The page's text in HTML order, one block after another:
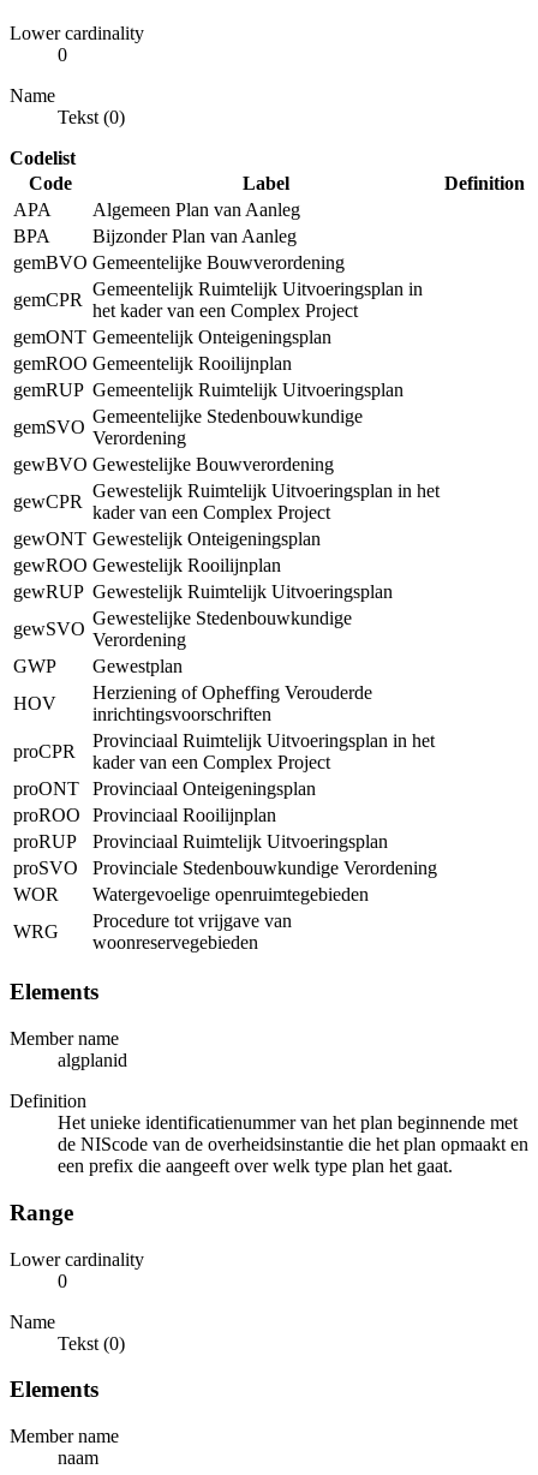
Lower cardinality
0
Name
Tekst (0)
Codelist
Code
Label
Definition
APA
Algemeen Plan van Aanleg
BPA
Bijzonder Plan van Aanleg
gemBVO Gemeentelijke Bouwverordening
gemCPR
Gemeentelijk Ruimtelijk Uitvoeringsplan in
het kader van een Complex Project
gemONT Gemeentelijk Onteigeningsplan
gemROO Gemeentelijk Rooilijnplan
gemRUP Gemeentelijk Ruimtelijk Uitvoeringsplan
gemSVO
Gemeentelijke Stedenbouwkundige
Verordening
gewBVO Gewestelijke Bouwverordening
gewCPR
Gewestelijk Ruimtelijk Uitvoeringsplan in het
kader van een Complex Project
gewONT Gewestelijk Onteigeningsplan
gewROO Gewestelijk Rooilijnplan
gewRUP Gewestelijk Ruimtelijk Uitvoeringsplan
gewSVO
Gewestelijke Stedenbouwkundige
Verordening
GWP
Gewestplan
HOV
Herziening of Opheffing Verouderde
inrichtingsvoorschriften
proCPR
Provinciaal Ruimtelijk Uitvoeringsplan in het
kader van een Complex Project
proONT
Provinciaal Onteigeningsplan
proROO
Provinciaal Rooilijnplan
proRUP
Provinciaal Ruimtelijk Uitvoeringsplan
proSVO
Provinciale Stedenbouwkundige Verordening
WOR
Watergevoelige openruimtegebieden
WRG
Procedure tot vrijgave van
woonreservegebieden
Elements
Member name
algplanid
Definition
Het unieke identificatienummer van het plan beginnende met
de NIScode van de overheidsinstantie die het plan opmaakt en
een prefix die aangeeft over welk type plan het gaat.
Range
Lower cardinality
0
Name
Tekst (0)
Elements
Member name
naam